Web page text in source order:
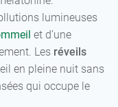
lumineuses
et d’une
Les réveils
en pleine nuit sans
qui occupe le